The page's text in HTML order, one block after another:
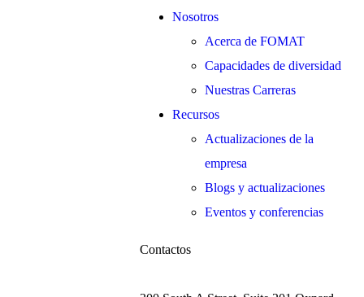
Nosotros
Acerca de FOMAT
Capacidades de diversidad
Nuestras Carreras
Recursos
Actualizaciones de la
empresa
Blogs y actualizaciones
Eventos y conferencias
Contactos